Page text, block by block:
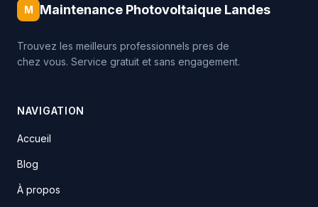
M Maintenance Photovoltaique Landes
Trouvez les meilleurs professionnels pres de
chez vous. Service gratuit et sans engagement.
NAVIGATION
Accueil
Blog
À propos